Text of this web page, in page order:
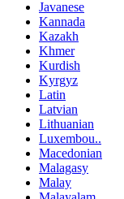
Javanese
Kannada
Kazakh
Khmer
Kurdish
Kyrgyz
Latin
Latvian
Lithuanian
Luxembou..
Macedonian
Malagasy
Malay